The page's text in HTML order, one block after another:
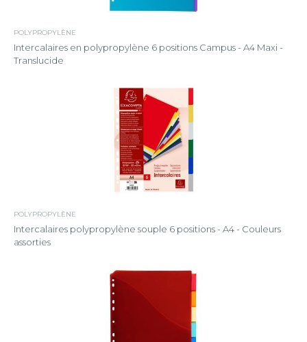
POLYPROPYLÈNE
Intercalaires en polypropylène 6 positions Campus - A4 Maxi -
Translucide
POLYPROPYLÈNE
Intercalaires polypropylène souple 6 positions - A4 - Couleurs
assorties